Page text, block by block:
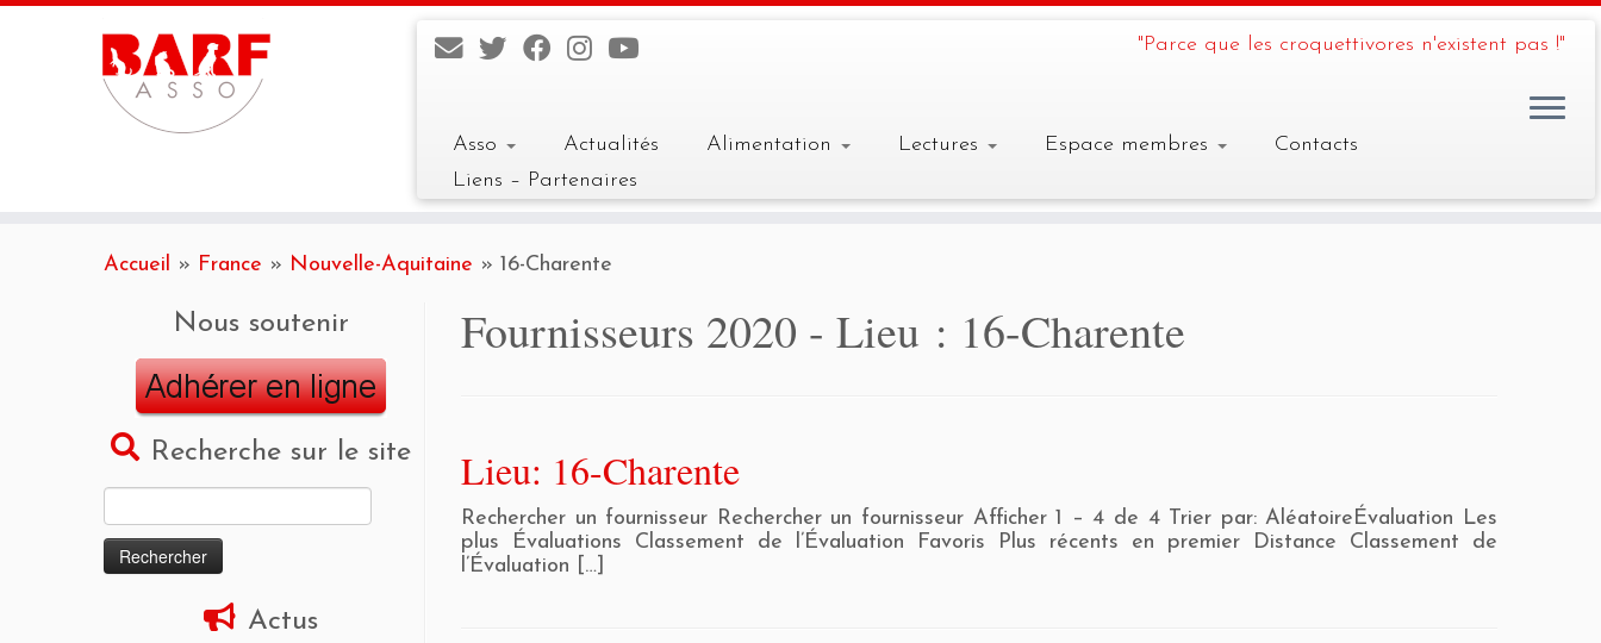
"Parce que les croquettivores n'existent pas !"
Asso Actualités Alimentation Lectures Espace membres
Contacts
Liens – Partenaires
Accueil » France » Nouvelle-Aquitaine » 16-Charente
Nous soutenir
Recherche sur le site
Actus
Fournisseurs 2020 - Lieu : 16-Charente
Lieu: 16-Charente
Rechercher un fournisseur Rechercher un fournisseur Afficher 1 – 4 de 4 Trier par: AléatoireÉvaluation Les
plus Évaluations Classement de l’Évaluation Favoris Plus récents en premier Distance Classement de
l’Évaluation […]